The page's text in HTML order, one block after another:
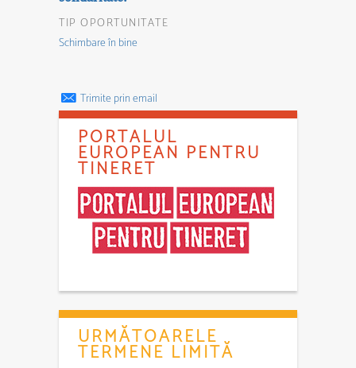
TIP OPORTUNITATE
Schimbare în bine
Trimite prin email
PORTALUL
EUROPEAN PENTRU
TINERET
URMĂTOARELE
TERMENE LIMITĂ